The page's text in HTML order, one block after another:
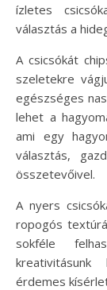
ízletes
választás a
A csicsókát
szeletekre
egészséges
lehet a
ami egy
választás,
összetevőivel.
A nyers
ropogós
sokféle
érdemes